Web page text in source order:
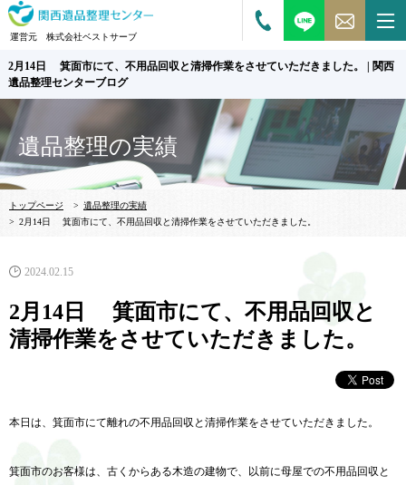
運営元 株式会社ベストサーブ
2月14日 箕面市にて、不用品回収と清掃作業をさせていただきました。 | 関西
遺品整理センターブログ
遺品整理の実績
トップページ > 遺品整理の実績
> 2月14日 箕面市にて、不用品回収と清掃作業をさせていただきました。
2024.02.15
2月14日 箕面市にて、不用品回収と
清掃作業をさせていただきました。
本日は、箕面市にて離れの不用品回収と清掃作業をさせていただきました。
箕面市のお客様は、古くからある木造の建物で、
以前に母屋での不用品回収と